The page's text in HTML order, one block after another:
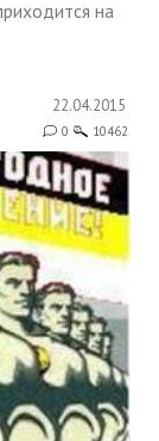
на
22.04.2015
0 10462